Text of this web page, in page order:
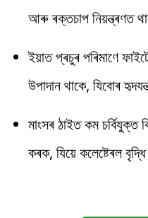
আৰু ৰক্তচাপ নিয়ন্ত্ৰণত
ইয়াত প্ৰচুৰ পৰিমাণে
উপাদান থাকে, যিবোৰ
মাংসৰ ঠাইত কম চৰ্বিযুক্ত
কৰক, যিয়ে কলেষ্টেৰল